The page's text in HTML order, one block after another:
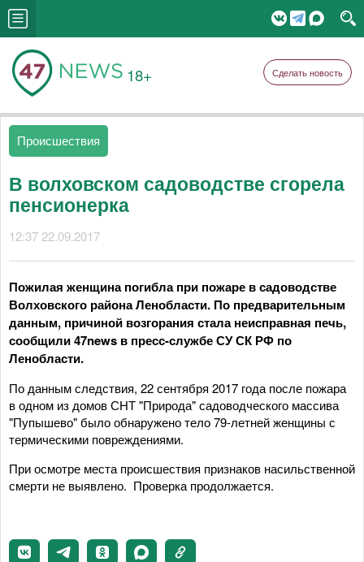
18+ Сделать новость
Происшествия
В волховском садоводстве сгорела
пенсионерка
12:37 22.09.2017
Пожилая женщина погибла при пожаре в садоводстве
Волховского района Ленобласти. По предварительным
данным, причиной возгорания стала неисправная печь,
сообщили 47news в пресс-службе СУ СК РФ по
Ленобласти.
По данным следствия, 22 сентября 2017 года после пожара
в одном из домов СНТ "Природа" садоводческого массива
"Пупышево" было обнаружено тело 79-летней женщины с
термическими повреждениями.
При осмотре места происшествия признаков насильственной
смерти не выявлено. Проверка продолжается.